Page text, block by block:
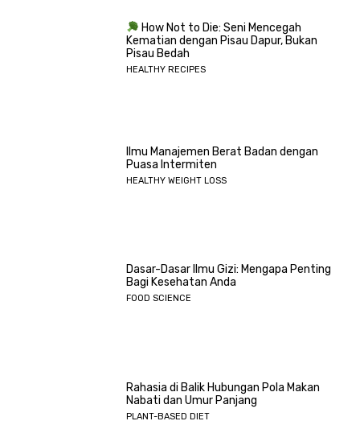
How Not to Die: Seni Mencegah
Kematian dengan Pisau Dapur, Bukan
Pisau Bedah
HEALTHY RECIPES
Ilmu Manajemen Berat Badan dengan
Puasa Intermiten
HEALTHY WEIGHT LOSS
Dasar-Dasar Ilmu Gizi: Mengapa Penting
Bagi Kesehatan Anda
FOOD SCIENCE
Rahasia di Balik Hubungan Pola Makan
Nabati dan Umur Panjang
PLANT-BASED DIET